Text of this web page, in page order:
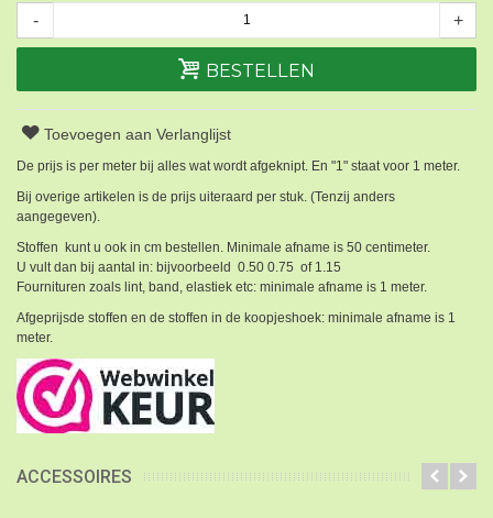
- +
BESTELLEN
Toevoegen aan Verlanglijst
De prijs is per meter bij alles wat wordt afgeknipt. En "1" staat voor 1 meter.
Bij overige artikelen is de prijs uiteraard per stuk. (Tenzij anders
aangegeven).
Stoffen kunt u ook in cm bestellen. Minimale afname is 50 centimeter.
U vult dan bij aantal in: bijvoorbeeld 0.50 0.75 of 1.15
Fournituren zoals lint, band, elastiek etc: minimale afname is 1 meter.
Afgeprijsde stoffen en de stoffen in de koopjeshoek: minimale afname is 1
meter.
ACCESSOIRES